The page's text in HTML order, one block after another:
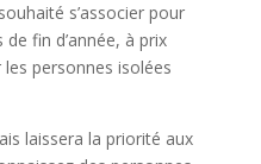
s’associer pour
fin d’année, à prix
personnes isolées
laissera la priorité aux